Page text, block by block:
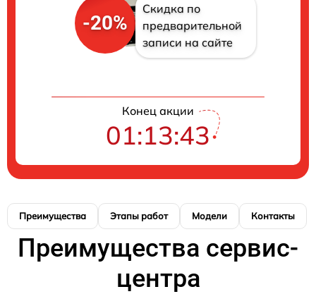
-20%
Скидка по
предварительной
записи на сайте
Конец акции
01:13:42
Преимущества Этапы работ Модели Контакты
Преимущества сервис-
центра